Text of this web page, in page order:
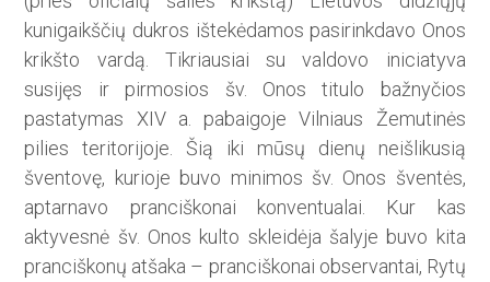
kunigaikščių dukros ištekėdamos pasirinkdavo Onos
krikšto vardą. Tikriausiai su valdovo iniciatyva
susijęs ir pirmosios šv. Onos titulo bažnyčios
pastatymas XIV a. pabaigoje Vilniaus Žemutinės
pilies teritorijoje. Šią iki mūsų dienų neišlikusią
šventovę, kurioje buvo minimos šv. Onos šventės,
aptarnavo pranciškonai konventualai. Kur kas
aktyvesnė šv. Onos kulto skleidėja šalyje buvo kita
pranciškonų atšaka – pranciškonai observantai, Rytų